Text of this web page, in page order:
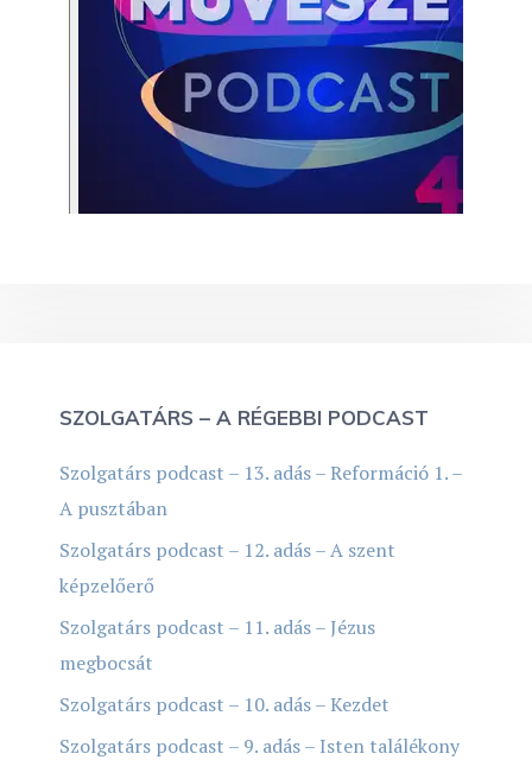
SZOLGATÁRS – A RÉGEBBI PODCAST
Szolgatárs podcast – 13. adás – Reformáció 1. –
A pusztában
Szolgatárs podcast – 12. adás – A szent
képzelőerő
Szolgatárs podcast – 11. adás – Jézus
megbocsát
Szolgatárs podcast – 10. adás – Kezdet
Szolgatárs podcast – 9. adás – Isten találékony